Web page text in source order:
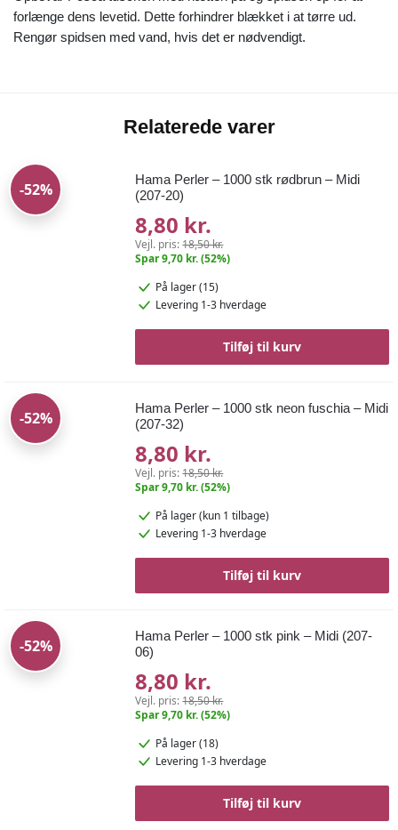
forlænge dens levetid. Dette forhindrer blækket i at tørre ud.
Rengør spidsen med vand, hvis det er nødvendigt.
Relaterede varer
-52%
Hama Perler – 1000 stk rødbrun – Midi
(207-20)
8,80 kr.
Vejl. pris:18,50 kr.
Spar 9,70 kr. (52%)
På lager (15)
Levering 1-3 hverdage
Tilføj til kurv
-52%
Hama Perler – 1000 stk neon fuschia – Midi
(207-32)
8,80 kr.
Vejl. pris:18,50 kr.
Spar 9,70 kr. (52%)
På lager(kun 1 tilbage)
Levering 1-3 hverdage
Tilføj til kurv
-52%
Hama Perler – 1000 stk pink – Midi (207-
06)
8,80 kr.
Vejl. pris:18,50 kr.
Spar 9,70 kr. (52%)
På lager (18)
Levering 1-3 hverdage
Tilføj til kurv